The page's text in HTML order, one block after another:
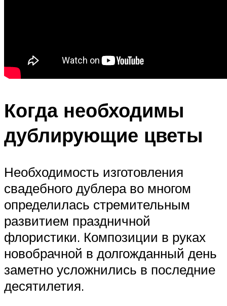
Когда необходимы
дублирующие цветы
Необходимость изготовления
свадебного дублера во многом
определилась стремительным
развитием праздничной
флористики. Композиции в руках
новобрачной в долгожданный день
заметно усложнились в последние
десятилетия.